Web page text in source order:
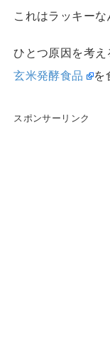
これはラッキーな
ひとつ原因を考え
玄米発酵食品
を
スポンサーリンク